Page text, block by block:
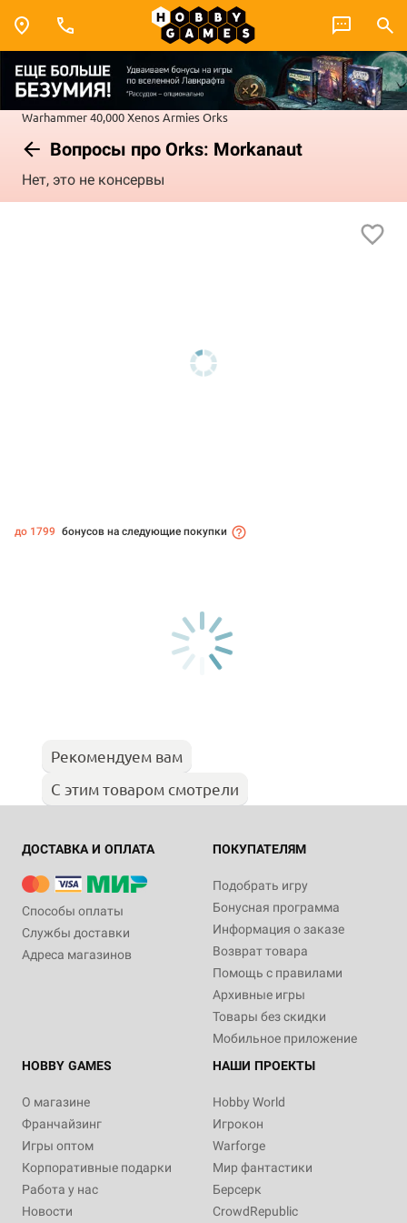
Warhammer 40,000Xenos ArmiesOrks
Вопросы про Orks: Morkanaut
Нет, это не консервы
до 1799 бонусов на следующие покупки
Рекомендуем вам
С этим товаром смотрели
ДОСТАВКА И ОПЛАТА
Способы оплаты
Службы доставки
Адреса магазинов
ПОКУПАТЕЛЯМ
Подобрать игру
Бонусная программа
Информация о заказе
Возврат товара
Помощь с правилами
Архивные игры
Товары без скидки
Мобильное приложение
HOBBY GAMES
О магазине
Франчайзинг
Игры оптом
Корпоративные подарки
Работа у нас
Новости
НАШИ ПРОЕКТЫ
Hobby World
Игрокон
Warforge
Мир фантастики
Берсерк
CrowdRepublic